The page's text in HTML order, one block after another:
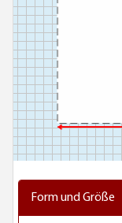
Form und Größe